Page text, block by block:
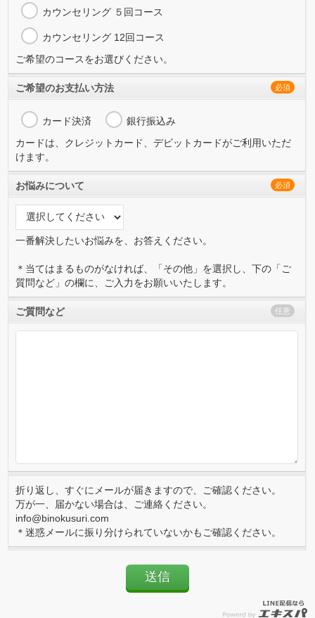
カウンセリング ５回コース
カウンセリング 12回コース
ご希望のコースをお選びください。
ご希望のお支払い方法 必須
カード決済
銀行振込み
カードは、クレジットカード、デビットカードがご利用いただ
けます。
お悩みについて 必須
一番解決したいお悩みを、お答えください。
＊当てはまるものがなければ、「その他」を選択し、下の「ご
質問など」の欄に、ご入力をお願いいたします。
ご質問など 任意
折り返し、すぐにメールが届きますので、ご確認ください。
万が一、届かない場合は、ご連絡ください。
info@binokusuri.com
＊迷惑メールに振り分けられていないかもご確認ください。